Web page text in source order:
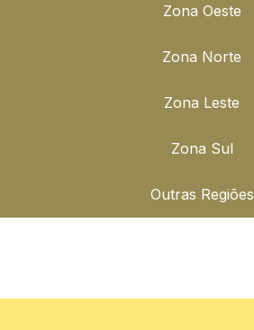
Zona Oeste
Zona Norte
Zona Leste
Zona Sul
Outras Regiões